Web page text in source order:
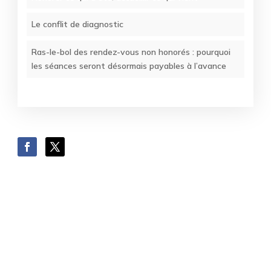
Le conflit de diagnostic
Ras-le-bol des rendez-vous non honorés : pourquoi
les séances seront désormais payables à l’avance